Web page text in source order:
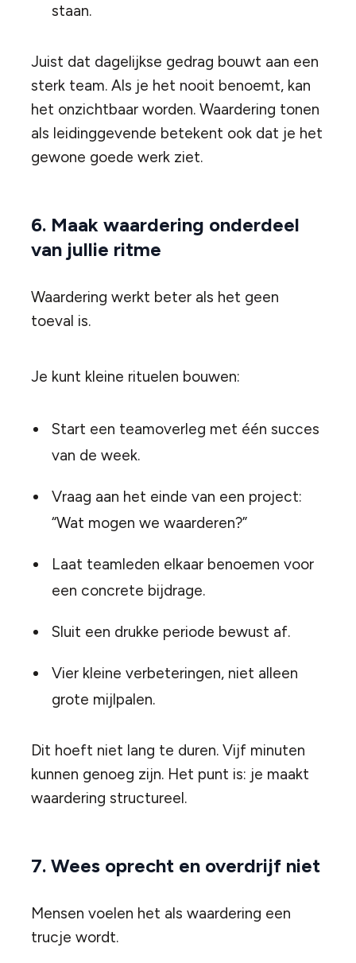
staan.
Juist dat dagelijkse gedrag bouwt aan een
sterk team. Als je het nooit benoemt, kan
het onzichtbaar worden. Waardering tonen
als leidinggevende betekent ook dat je het
gewone goede werk ziet.
6. Maak waardering onderdeel
van jullie ritme
Waardering werkt beter als het geen
toeval is.
Je kunt kleine rituelen bouwen:
Start een teamoverleg met één succes
van de week.
Vraag aan het einde van een project:
“Wat mogen we waarderen?”
Laat teamleden elkaar benoemen voor
een concrete bijdrage.
Sluit een drukke periode bewust af.
Vier kleine verbeteringen, niet alleen
grote mijlpalen.
Dit hoeft niet lang te duren. Vijf minuten
kunnen genoeg zijn. Het punt is: je maakt
waardering structureel.
7. Wees oprecht en overdrijf niet
Mensen voelen het als waardering een
trucje wordt.